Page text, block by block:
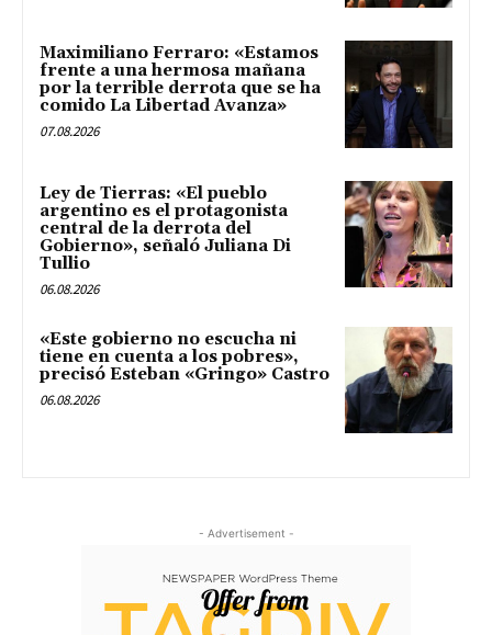
Maximiliano Ferraro: «Estamos
frente a una hermosa mañana
por la terrible derrota que se ha
comido La Libertad Avanza»
07.08.2026
Ley de Tierras: «El pueblo
argentino es el protagonista
central de la derrota del
Gobierno», señaló Juliana Di
Tullio
06.08.2026
«Este gobierno no escucha ni
tiene en cuenta a los pobres»,
precisó Esteban «Gringo» Castro
06.08.2026
- Advertisement -